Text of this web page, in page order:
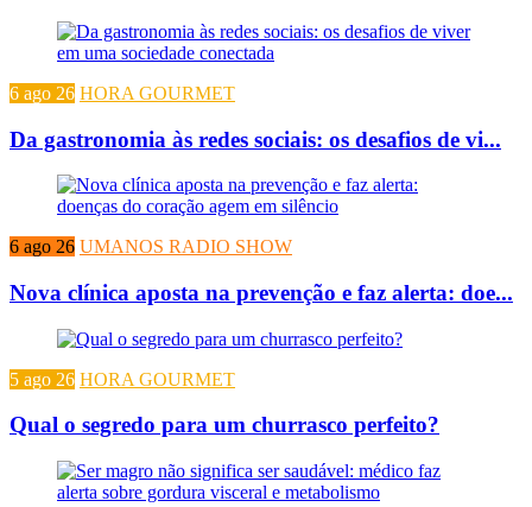
6 ago 26 HORA GOURMET
Da gastronomia às redes sociais: os desafios de vi...
6 ago 26 UMANOS RADIO SHOW
Nova clínica aposta na prevenção e faz alerta: doe...
5 ago 26 HORA GOURMET
Qual o segredo para um churrasco perfeito?